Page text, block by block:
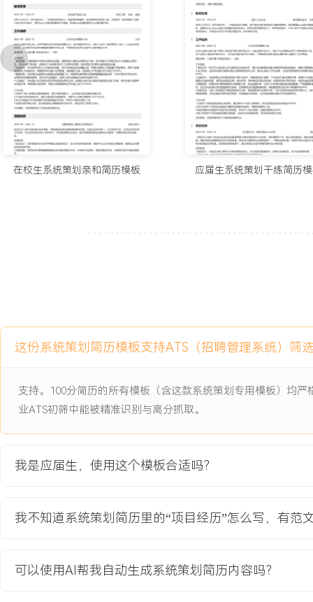
2.独立完成X个日常活动功能的完整策划案撰写与跟进，保障功能按
3.高效准确地完成超XXX条游戏内容配置，支持X个大版本更新，配
4.建立并维护X个新功能的数据监测看板，完成XXX份数据简报，支
主动离职，希望有更多的工作挑战和涨薪机会。
项目经历
2024-09
《幻想纪元》卡牌对战Demo
开发
初始的XXX张卡牌基础属性与效果数值，通过调整费用与效果参数
3.配置与实现：使用项目提供的关卡编辑器，配置全部卡牌数据、技
卡。编写清晰的配置说明文档，与程序共同调试，确保技能效果按
项目业绩：
X.X/
达100%。
在校生系统策划亲和简历模板 应届生系统策划干练简历
这份系统策划简历模板支持ATS（招聘管理系统）筛
支持。100分简历的所有模板（含这款系统策划专用模板）均
业ATS初筛中能被精准识别与高分抓取。
我是应届生，使用这个模板合适吗？
我不知道系统策划简历里的“项目经历”怎么写，有范
可以使用AI帮我自动生成系统策划简历内容吗？